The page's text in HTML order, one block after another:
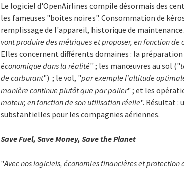
Le logiciel d'OpenAirlines compile désormais des
les fameuses "boites noires". Consommation de
remplissage de l'appareil, historique de
vont produire des métriques et proposer, en fonction
Elles concernent différents domaines : la préparation
économique dans la réalité" ; les manœuvres au sol ("
de carburant") ; le vol, "par exemple l'altitude
manière continue plutôt que par palier" ; et les
moteur, en fonction de son utilisation réelle". Résultat :
substantielles pour les compagnies aériennes.
Save Fuel, Save Money, Save the Planet
"Avec nos logiciels, économies financières et